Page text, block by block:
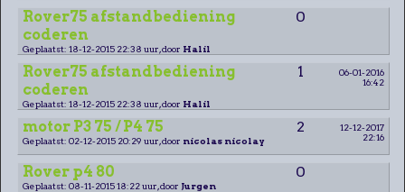
Rover75 afstandbediening
coderen
0
Geplaatst: 18-12-2015 22:38 uur, door Halil
Rover75 afstandbediening
coderen
1
06-01-2016
16:42
Geplaatst: 18-12-2015 22:38 uur, door Halil
motor P3 75 / P4 75 2
12-12-2017
22:16
Geplaatst: 02-12-2015 20:29 uur, door nicolas nicolay
Rover p4 80 0
Geplaatst: 08-11-2015 18:22 uur, door Jurgen